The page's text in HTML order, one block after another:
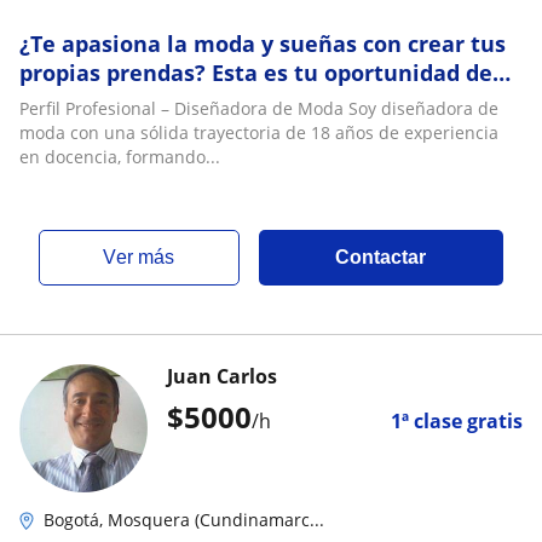
¿Te apasiona la moda y sueñas con crear tus
propias prendas? Esta es tu oportunidad de
aprender patronaje y confección de forma pr
Perfil Profesional – Diseñadora de Moda Soy diseñadora de
moda con una sólida trayectoria de 18 años de experiencia
en docencia, formando...
ver más Contactar
$5000/h 1ª clase gratis
Juan Carlos
Bogotá, Mosquera (Cundinamarc...